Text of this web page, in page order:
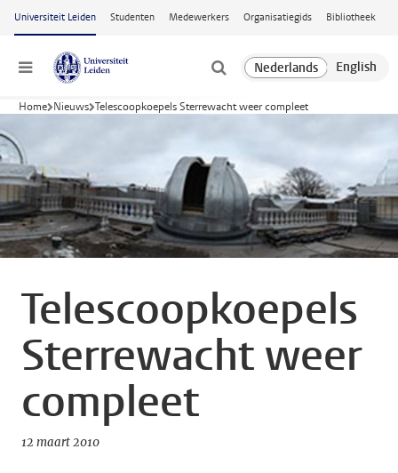
Ga naar hoofdinhoud
Universiteit Leiden Studenten Medewerkers Organisatiegids Bibliotheek
Menu
Home Nieuws Telescoopkoepels Sterrewacht weer compleet
Telescoopkoepels
Sterrewacht weer
compleet
12 maart 2010